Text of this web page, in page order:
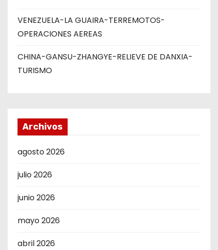
VENEZUELA-LA GUAIRA-TERREMOTOS-
OPERACIONES AEREAS
CHINA-GANSU-ZHANGYE-RELIEVE DE DANXIA-
TURISMO
Archivos
agosto 2026
julio 2026
junio 2026
mayo 2026
abril 2026